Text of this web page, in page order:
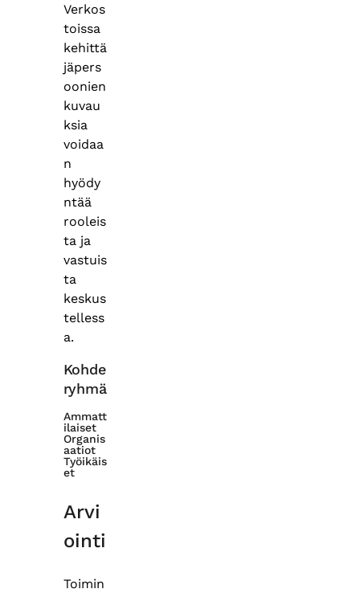
Verkos
toissa
kehittä
jäpers
oonien
kuvau
ksia
voidaa
n
hyödy
ntää
rooleis
ta ja
vastuis
ta
keskus
telless
a.
Kohde
ryhmä
Ammatt
ilaiset
Organis
aatiot
Työikäis
et
Arvi
ointi
Toimin